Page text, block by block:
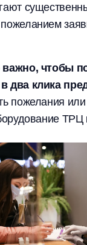
важно, чтобы
два клика
пожелания